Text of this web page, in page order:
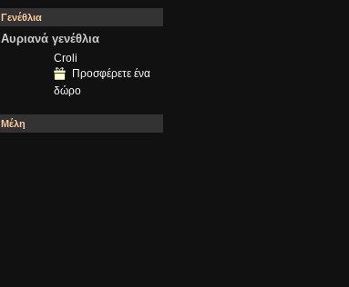
Γενέθλια
Αυριανά γενέθλια
Croli
Προσφέρετε ένα
δώρο
Μέλη